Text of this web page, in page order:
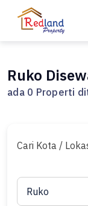
Ruko
ada 0 Properti
Cari Kota /
Ruko